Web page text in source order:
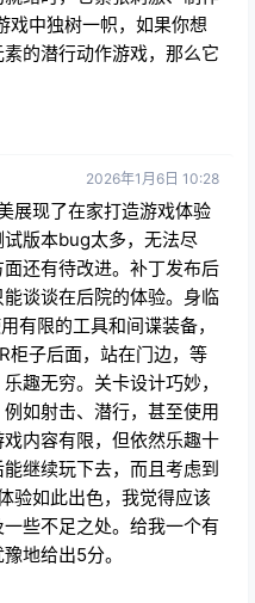
戏中独树一帜，如果你想
的潜行动作游戏，那么它
2026年1月6日 10:28
展现了在家打造游戏体验
版本bug太多，无法尽
还有待改进。补丁发布后
谈谈在后院的体验。身临
有限的工具和间谍装备，
柜子后面，站在门边，等
趣无穷。关卡设计巧妙，
如射击、潜行，甚至使用
内容有限，但依然乐趣十
继续玩下去，而且考虑到
验如此出色，我觉得应该
些不足之处。给我一个有
地给出5分。